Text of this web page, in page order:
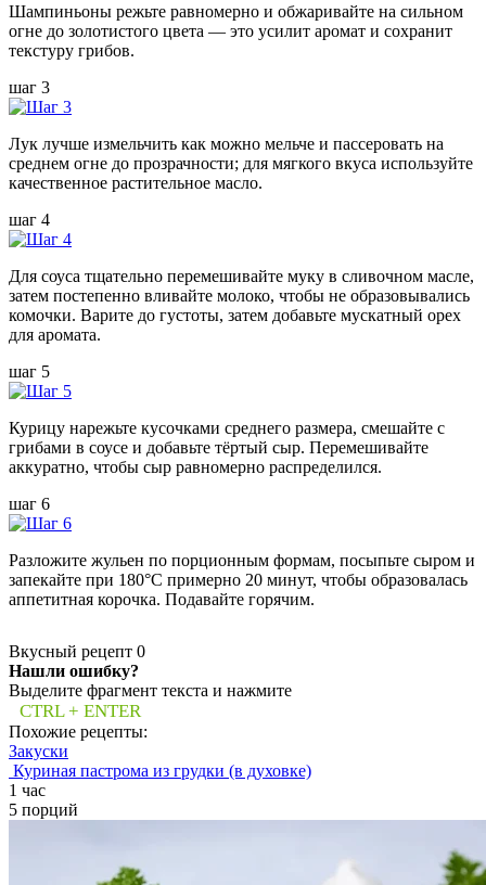
Шампиньоны режьте равномерно и обжаривайте на сильном
огне до золотистого цвета — это усилит аромат и сохранит
текстуру грибов.
шаг 3
Лук лучше измельчить как можно мельче и пассеровать на
среднем огне до прозрачности; для мягкого вкуса используйте
качественное растительное масло.
шаг 4
Для соуса тщательно перемешивайте муку в сливочном масле,
затем постепенно вливайте молоко, чтобы не образовывались
комочки. Варите до густоты, затем добавьте мускатный орех
для аромата.
шаг 5
Курицу нарежьте кусочками среднего размера, смешайте с
грибами в соусе и добавьте тёртый сыр. Перемешивайте
аккуратно, чтобы сыр равномерно распределился.
шаг 6
Разложите жульен по порционным формам, посыпьте сыром и
запекайте при 180°C примерно 20 минут, чтобы образовалась
аппетитная корочка. Подавайте горячим.
Вкусный рецепт 0
Нашли ошибку?
Выделите фрагмент текста и нажмите
CTRL + ENTER
Похожие рецепты:
Закуски
Куриная пастрома из грудки (в духовке)
1 час
5 порций